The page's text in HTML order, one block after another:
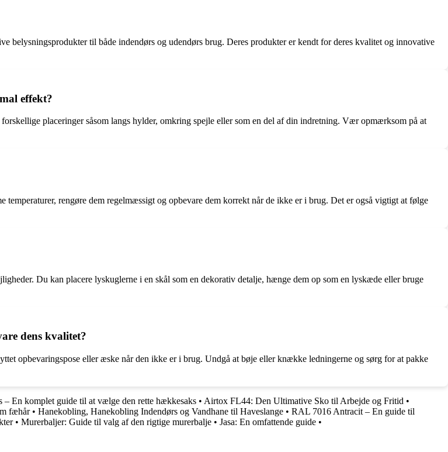
til både indendørs og udendørs brug. Deres produkter er kendt for deres kvalitet og innovative
effekt?
placeringer såsom langs hylder, omkring spejle eller som en del af din indretning. Vær opmærksom på at
rengøre dem regelmæssigt og opbevare dem korrekt når de ikke er i brug. Det er også vigtigt at følge
Du kan placere lyskuglerne i en skål som en dekorativ detalje, hænge dem op som en lyskæde eller bruge
dens kvalitet?
opbevaringspose eller æske når den ikke er i brug. Undgå at bøje eller knække ledningerne og sørg for at pakke
– En komplet guide til at vælge den rette hækkesaks • Airtox FL44: Den Ultimative Sko til Arbejde og Fritid •
fæhår• Hanekobling, Hanekobling Indendørs og Vandhane til Haveslange • RAL 7016 Antracit – En guide til
• Murerbaljer: Guide til valg af den rigtige murerbalje • Jasa: En omfattende guide •